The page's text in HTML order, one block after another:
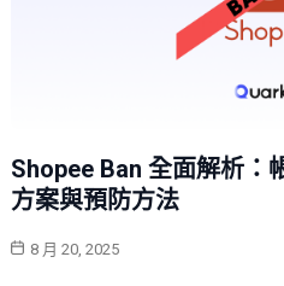
Shopee Ban 全面解析：
方案與預防方法
8 月 20, 2025